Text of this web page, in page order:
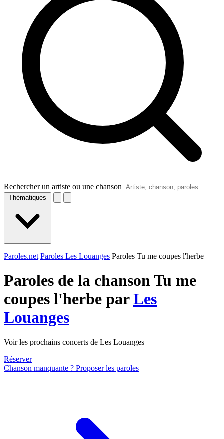
Rechercher un artiste ou une chanson
Thématiques
Paroles.net Paroles Les Louanges Paroles Tu me coupes l'herbe
Paroles de la chanson Tu me
coupes l'herbe parLes
Louanges
Voir les prochains concerts de Les Louanges
Réserver
Chanson manquante ? Proposer les paroles